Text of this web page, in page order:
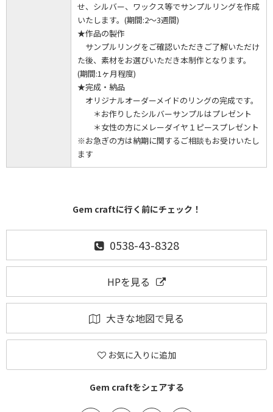
せ、シルバー、ワックス等でサンプルリングを作成
いたします。(期間:2～3週間)
★作品の製作
サンプルリングをご確認いただきご了解いただけ
た後、素材をお選びいただき本制作となります。
(期間:1ヶ月程度)
★完成・納品
オリジナルオーダーメイドのリングの完成です。
＊お作りしたシルバーサンプルはプレゼント
＊女性の方にメレーダイヤ１ピースプレゼント
※お急ぎの方は納期に関するご相談もお受けいたし
ます
Gem craftに行く前にチェック！
0538-43-8328
HPを見る
大きな地図で見る
お気に入りに追加
Gem craftをシェアする